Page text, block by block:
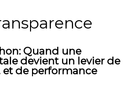
Quand une
devient un levier de
de performance